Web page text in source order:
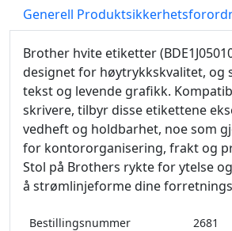
Generell
Brother hvite etiketter
designet for høytrykkskvalitet, og
tekst og levende grafikk.
skrivere, tilbyr disse etikettene
vedheft og holdbarhet, noe som
for kontororganisering, frakt og
Stol på Brothers rykte for ytelse
å strømlinjeforme dine
Bestillingsnummer
2681